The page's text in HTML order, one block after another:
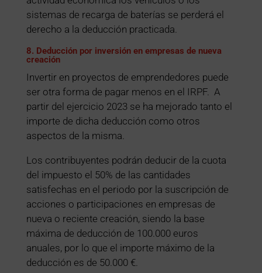
sistemas de recarga de baterías se perderá el
derecho a la deducción practicada.
8. Deducción por inversión en empresas de nueva
creación
Invertir en proyectos de emprendedores puede
ser otra forma de pagar menos en el IRPF. A
partir del ejercicio 2023 se ha mejorado tanto el
importe de dicha deducción como otros
aspectos de la misma.
Los contribuyentes podrán deducir de la cuota
del impuesto el 50% de las cantidades
satisfechas en el periodo por la suscripción de
acciones o participaciones en empresas de
nueva o reciente creación, siendo la base
máxima de deducción de 100.000 euros
anuales, por lo que el importe máximo de la
deducción es de 50.000 €.